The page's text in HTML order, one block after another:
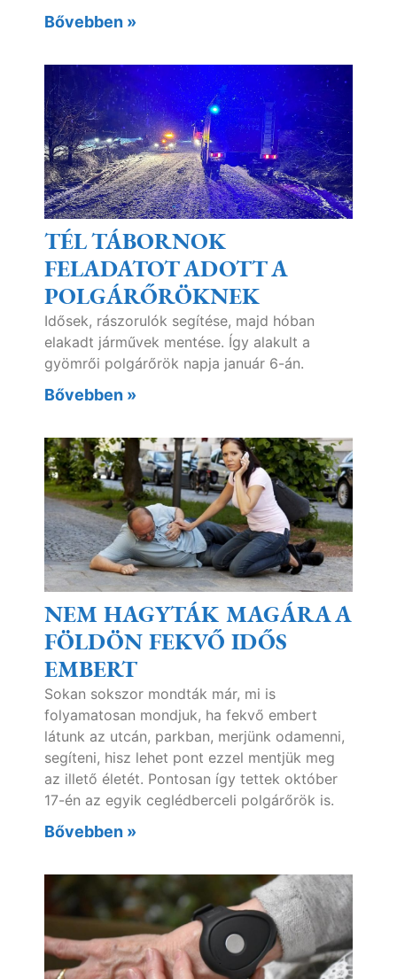
Bővebben »
TÉL TÁBORNOK
FELADATOT ADOTT A
POLGÁRŐRÖKNEK
Idősek, rászorulók segítése, majd hóban
elakadt járművek mentése. Így alakult a
gyömrői polgárőrök napja január 6-án.
Bővebben »
NEM HAGYTÁK MAGÁRA A
FÖLDÖN FEKVŐ IDŐS
EMBERT
Sokan sokszor mondták már, mi is
folyamatosan mondjuk, ha fekvő embert
látunk az utcán, parkban, merjünk odamenni,
segíteni, hisz lehet pont ezzel mentjük meg
az illető életét. Pontosan így tettek október
17-én az egyik ceglédberceli polgárőrök is.
Bővebben »